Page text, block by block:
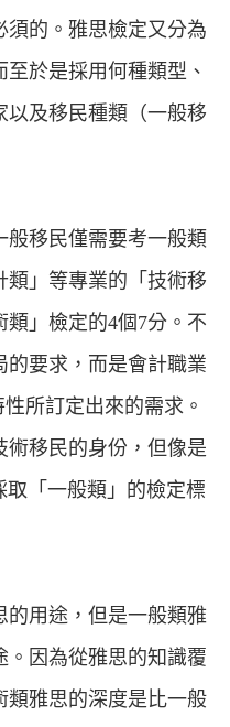
須的。雅思檢定又分為
至於是採用何種類型、
以及移民種類（一般移
般移民僅需要考一般類
類」等專業的「技術移
類」檢定的4個7分。不
的要求，而是會計職業
所訂定出來的需求。
術移民的身份，但像是
「一般類」的檢定標
的用途，但是一般類雅
。因為從雅思的知識覆
類雅思的深度是比一般